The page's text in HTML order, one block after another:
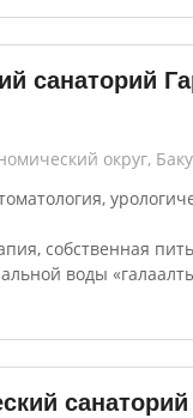
санаторий
округ, Баку
собственная
воды
санаторий